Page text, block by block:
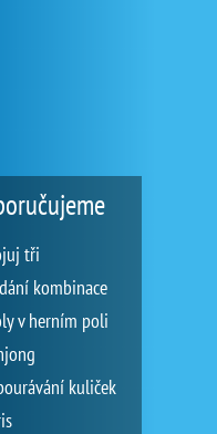
tři
kombinace
v herním poli
kuliček